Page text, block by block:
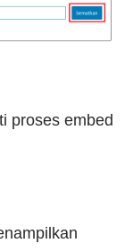
proses embed